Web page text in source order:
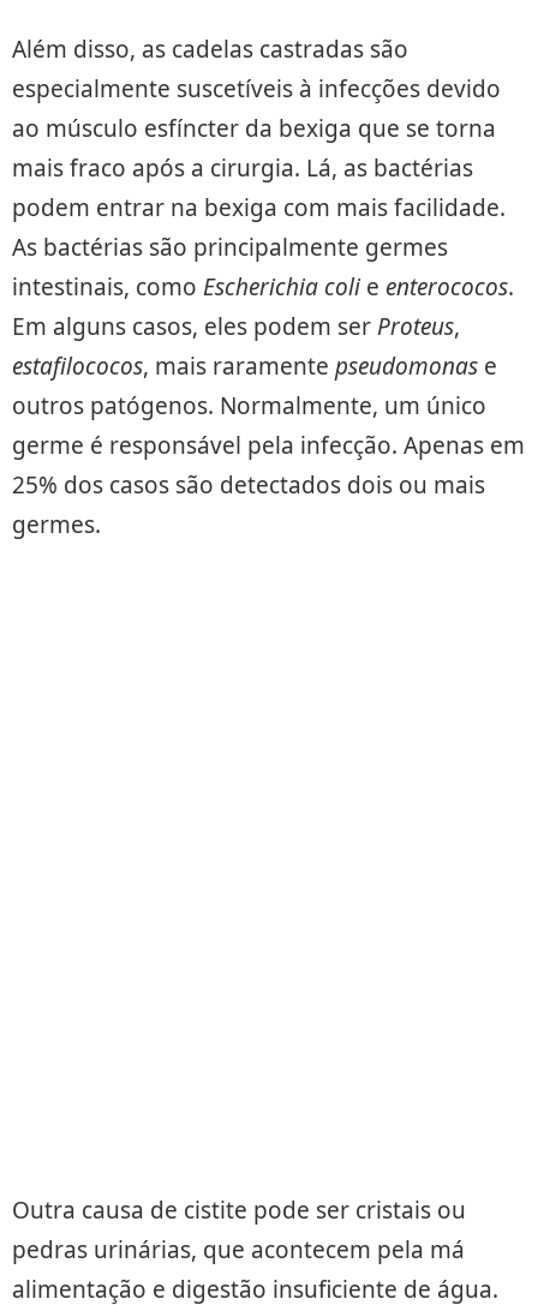
Além disso, as cadelas castradas são
especialmente suscetíveis à infecções devido
ao músculo esfíncter da bexiga que se torna
mais fraco após a cirurgia. Lá, as bactérias
podem entrar na bexiga com mais facilidade.
As bactérias são principalmente germes
intestinais, como Escherichia coli e enterococos.
Em alguns casos, eles podem serProteus,
estafilococos, mais raramente pseudomonas e
outros patógenos. Normalmente, um único
germe é responsável pela infecção. Apenas em
25% dos casos são detectados dois ou mais
germes.
Outra causa de cistite pode ser cristais ou
pedras urinárias, que acontecem pela má
alimentação e digestão insuficiente de água.